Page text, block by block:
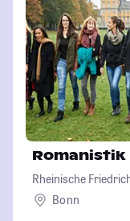
Romanistik
Rheinische
Bonn